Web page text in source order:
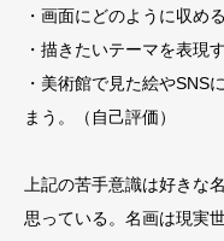
・画面にどのように収め
・描きたいテーマを表現
・美術館で見た絵やSNS
まう。（自己評価）
上記の苦手意識は好きな
思っている。名画は現実